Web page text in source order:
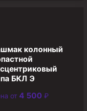
колонный
БКЛ Э
от 4 500 ₽